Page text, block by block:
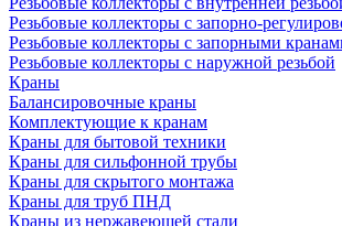
Резьбовые коллекторы с запорно-
Резьбовые коллекторы с запорными
Резьбовые коллекторы с наружной резьбой
Краны
Балансировочные краны
Комплектующие к кранам
Краны для бытовой техники
Краны для сильфонной трубы
Краны для скрытого монтажа
Краны для труб ПНД
Краны из нержавеющей стали